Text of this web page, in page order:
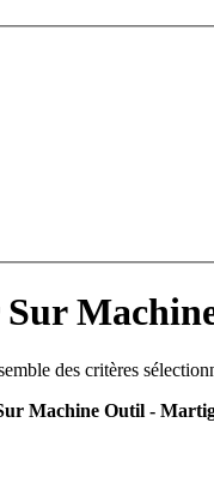
des critères
Machine Outil -